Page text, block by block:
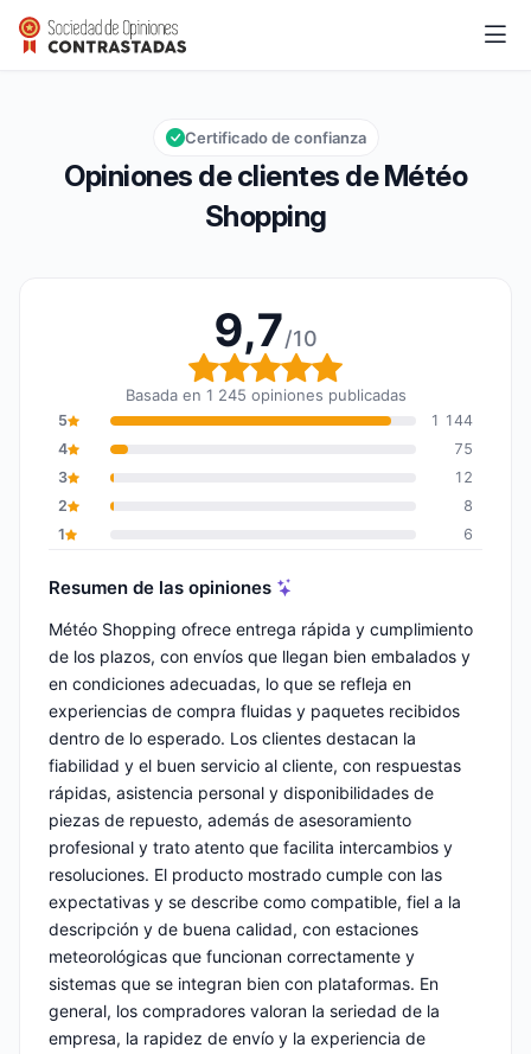
Météo Shopping
Calificación global: 9,7 de 10
9,7/10
Opiniones de clientes de Météo
Shopping
Certificado de confianza
9,7/10
Calificación global: 9,7
Basada en 1 245 opiniones publicadas
5
1 144
4
75
3
12
2
8
1
6
Resumen de las opiniones
Météo Shopping ofrece entrega rápida y cumplimiento
de los plazos, con envíos que llegan bien embalados y
en condiciones adecuadas, lo que se refleja en
experiencias de compra fluidas y paquetes recibidos
dentro de lo esperado. Los clientes destacan la
fiabilidad y el buen servicio al cliente, con respuestas
rápidas, asistencia personal y disponibilidades de
piezas de repuesto, además de asesoramiento
profesional y trato atento que facilita intercambios y
resoluciones. El producto mostrado cumple con las
expectativas y se describe como compatible, fiel a la
descripción y de buena calidad, con estaciones
meteorológicas que funcionan correctamente y
sistemas que se integran bien con plataformas. En
general, los compradores valoran la seriedad de la
empresa, la rapidez de envío y la experiencia de